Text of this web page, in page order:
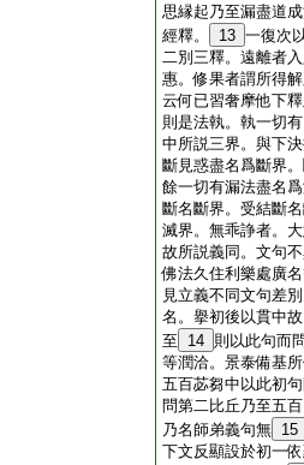
思縁起乃至漏盡道
經釋。
13 一復次
二別三釋。遠離者
惠。修果者謂所得
云何已習奢摩他下
則是法執。執一切
中所説三界。與下
斷見惑盡名爲斷界
餘一切有漏法盡名
斷名斷界。受結斷
滅界。無乖諍者。
故所説義同。文句
佛法久住利樂處廣
見立義不同文句差
名。擧初後以貫中
至
14 則以此句而
等潤洽。景泰備基
五百苾芻中以此初
問第二比丘乃至五
乃名師弟義句無 15
下文反顯設於初一